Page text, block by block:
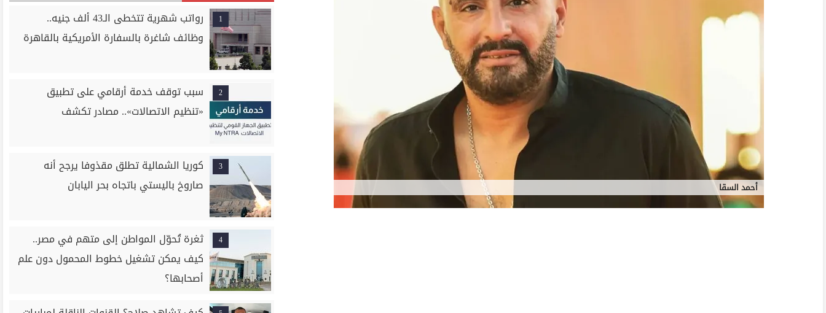
أحمد السقا
1
رواتب شهرية تتخطى الـ43 ألف جنيه..
وظائف شاغرة بالسفارة الأمريكية بالقاهرة
2
سبب توقف خدمة أرقامي على تطبيق
«تنظيم الاتصالات».. مصادر تكشف
3
كوريا الشمالية تطلق مقذوفا يرجح أنه
صاروخ باليستي باتجاه بحر اليابان
4
ثغرة تُحوّل المواطن إلى متهم في مصر..
كيف يمكن تشغيل خطوط المحمول دون علم
أصحابها؟